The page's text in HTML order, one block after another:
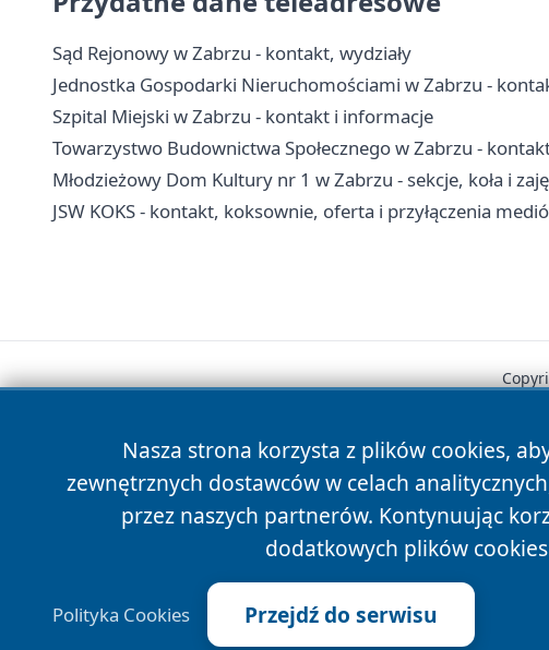
Sąd Rejonowy w Zabrzu - kontakt, wydziały
Jednostka Gospodarki Nieruchomościami w Zabrzu -
Szpital Miejski w Zabrzu - kontakt i informacje
Towarzystwo Budownictwa Społecznego w Zabrzu -
Młodzieżowy Dom Kultury nr 1 w Zabrzu - sekcje, koła i
JSW KOKS - kontakt, koksownie, oferta i przyłączenia
Nasza strona korzysta z plików cookies,
zewnętrznych dostawców w celach
przez naszych partnerów. Kontynuując
dodatkowych plików
Polityka Cookies Przejdź do serwisu
News